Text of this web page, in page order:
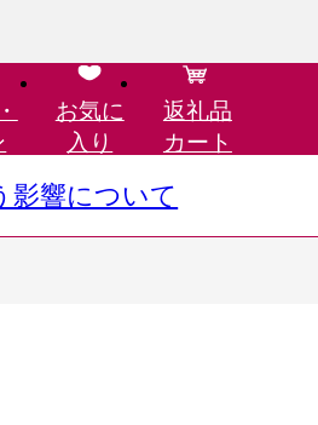
お気に
入り
返礼品
カート
影響について